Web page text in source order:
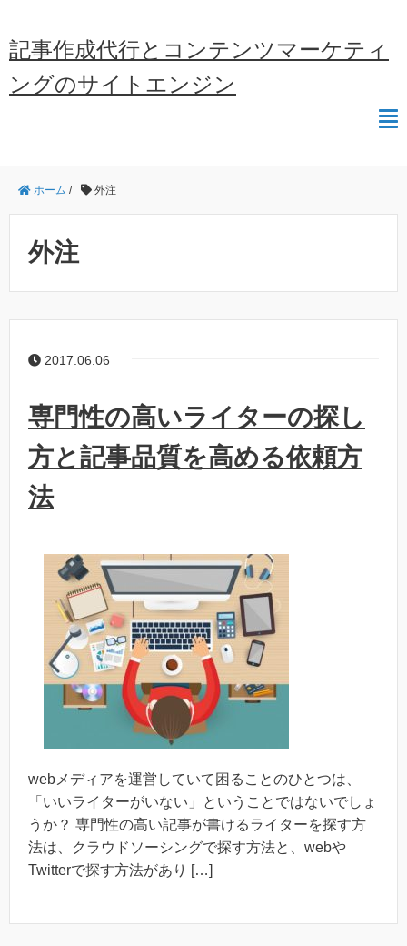
記事作成代行とコンテンツマーケティ
ングのサイトエンジン
ホーム / 外注
外注
2017.06.06
専門性の高いライターの探し
方と記事品質を高める依頼方
法
webメディアを運営していて困ることのひとつは、
「いいライターがいない」ということではないでしょ
うか？ 専門性の高い記事が書けるライターを探す方
法は、クラウドソーシングで探す方法と、webや
Twitterで探す方法があり […]